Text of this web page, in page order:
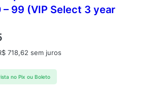
– 99 (VIP Select 3 year
718,62 sem juros
no Pix ou Boleto